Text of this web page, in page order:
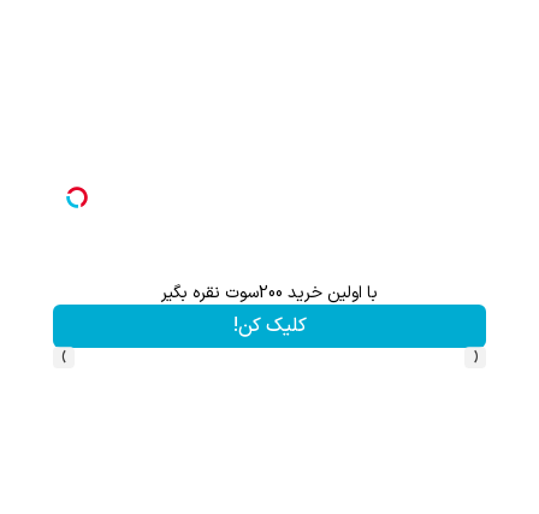
با اولین خرید 200سوت نقره بگیر
کلیک کن!
‹
›